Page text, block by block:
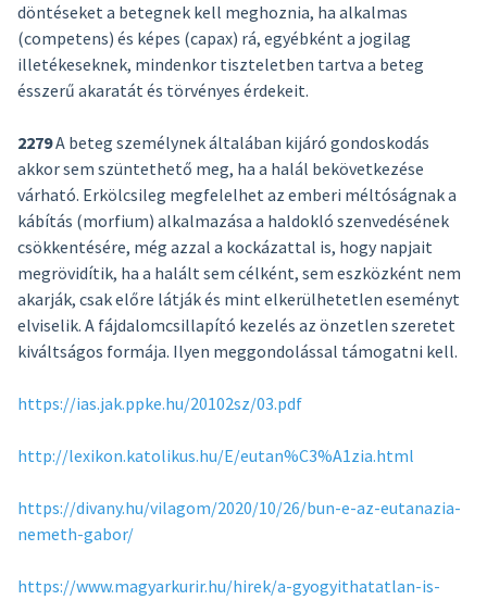
döntéseket a betegnek kell meghoznia, ha alkalmas
(competens) és képes (capax) rá, egyébként a jogilag
illetékeseknek, mindenkor tiszteletben tartva a beteg
ésszerű akaratát és törvényes érdekeit.
2279A beteg személynek általában kijáró gondoskodás
akkor sem szüntethető meg, ha a halál bekövetkezése
várható. Erkölcsileg megfelelhet az emberi méltóságnak a
kábítás (morfium) alkalmazása a haldokló szenvedésének
csökkentésére, még azzal a kockázattal is, hogy napjait
megrövidítik, ha a halált sem célként, sem eszközként nem
akarják, csak előre látják és mint elkerülhetetlen eseményt
elviselik. A fájdalomcsillapító kezelés az önzetlen szeretet
kiváltságos formája. Ilyen meggondolással támogatni kell.
https://ias.jak.ppke.hu/20102sz/03.pdf
http://lexikon.katolikus.hu/E/eutan%C3%A1zia.html
https://divany.hu/vilagom/2020/10/26/bun-e-az-eutanazia-
nemeth-gabor/
https://www.magyarkurir.hu/hirek/a-gyogyithatatlan-is-